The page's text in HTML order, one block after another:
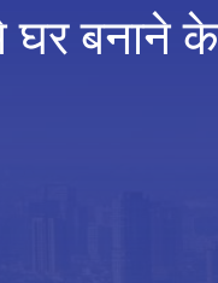
घर बनाने